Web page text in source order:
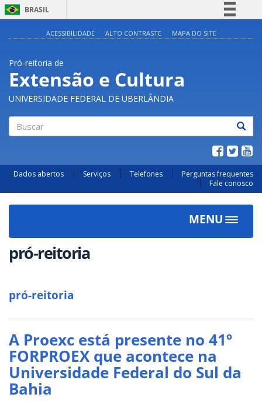
BRASIL
Acesso à informação
Legislação
Canais
ACESSIBILIDADE ALTO CONTRASTE MAPA DO SITE
Pró-reitoria de
Extensão e Cultura
UNIVERSIDADE FEDERAL DE UBERLÂNDIA
Dados abertos Serviços Telefones
Perguntas frequentes
Fale conosco
MENU
Toggle
pró-reitoria
pró-reitoria
A Proexc está presente no 41º
FORPROEX que acontece na
Universidade Federal do Sul da
Bahia